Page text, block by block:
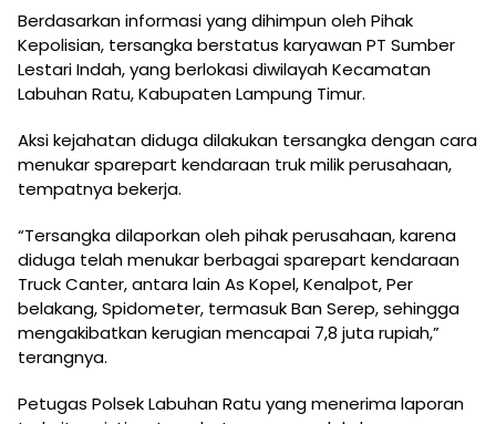
Berdasarkan informasi yang dihimpun oleh Pihak
Kepolisian, tersangka berstatus karyawan PT Sumber
Lestari Indah, yang berlokasi diwilayah Kecamatan
Labuhan Ratu, Kabupaten Lampung Timur.
Aksi kejahatan diduga dilakukan tersangka dengan cara
menukar sparepart kendaraan truk milik perusahaan,
tempatnya bekerja.
“Tersangka dilaporkan oleh pihak perusahaan, karena
diduga telah menukar berbagai sparepart kendaraan
Truck Canter, antara lain As Kopel, Kenalpot, Per
belakang, Spidometer, termasuk Ban Serep, sehingga
mengakibatkan kerugian mencapai 7,8 juta rupiah,”
terangnya.
Petugas Polsek Labuhan Ratu yang menerima laporan